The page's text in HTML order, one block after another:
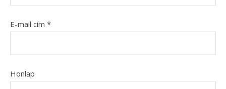
E-mail cím *
Honlap